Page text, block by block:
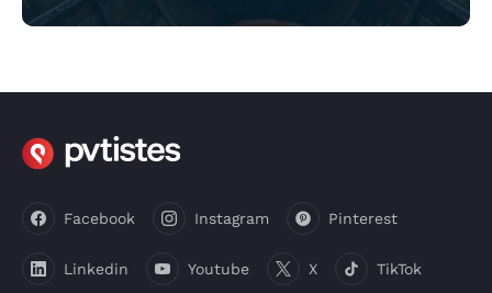
Facebook Instagram Pinterest
Linkedin Youtube X TikTok